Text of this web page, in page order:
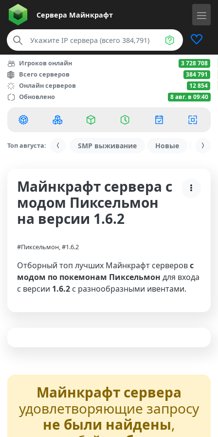
Сервера Майнкрафт
Игроков онлайн 3 728 708
Всего серверов 384 791
Онлайн серверов 12 854
Обновлено 8 авг. в 09:40
Топ августа: SMP выживание Новые С
Майнкрафт сервера с
модом Пиксельмон
на версии 1.6.2
#Пиксельмон, #1.6.2
Отборный топ лучших Майнкрафт серверовс
модом по покемонам Пиксельмон для входа
с версии 1.6.2 с разнообразными ивентами.
Майнкрафт сервера
удовлетворяющие запросу
не были найдены,